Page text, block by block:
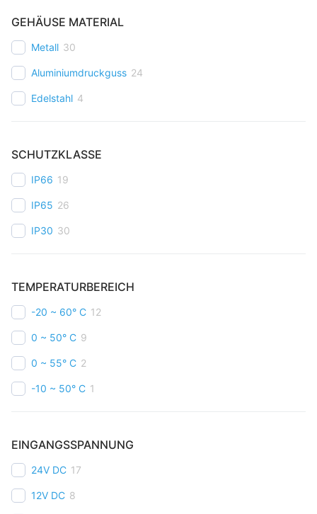
GEHÄUSE MATERIAL
Metall 30
Aluminiumdruckguss 24
Edelstahl 4
SCHUTZKLASSE
IP66 19
IP65 26
IP30 30
TEMPERATURBEREICH
-20 ~ 60° C 12
0 ~ 50° C 9
0 ~ 55° C 2
-10 ~ 50° C 1
EINGANGSSPANNUNG
24V DC 17
12V DC 8